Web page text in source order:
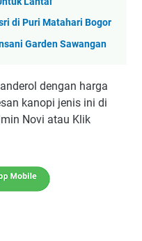
di Puri Matahari Bogor
Garden Sawangan
dengan harga
kanopi jenis ini di
Novi atau Klik